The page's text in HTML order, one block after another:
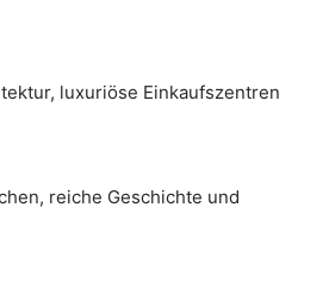
luxuriöse Einkaufszentren
reiche Geschichte und